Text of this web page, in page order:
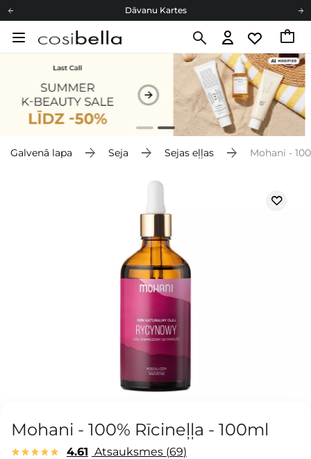
Dāvanu Kartes
Cosibella lojalitātes programma
Galvenā lapa Seja Sejas eļļas Mohani -
Mohani - 100% Rīcineļļa - 100ml
4.61 Atsauksmes 69